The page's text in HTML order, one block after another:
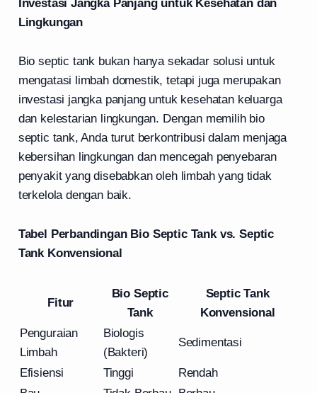
Investasi Jangka Panjang untuk Kesehatan dan
Lingkungan
Bio septic tank bukan hanya sekadar solusi untuk
mengatasi limbah domestik, tetapi juga merupakan
investasi jangka panjang untuk kesehatan keluarga
dan kelestarian lingkungan. Dengan memilih bio
septic tank, Anda turut berkontribusi dalam menjaga
kebersihan lingkungan dan mencegah penyebaran
penyakit yang disebabkan oleh limbah yang tidak
terkelola dengan baik.
Tabel Perbandingan Bio Septic Tank vs. Septic
Tank Konvensional
Fitur
Bio Septic
Tank
Septic Tank
Konvensional
Penguraian
Limbah
Biologis
(Bakteri)
Sedimentasi
Efisiensi Tinggi
Rendah